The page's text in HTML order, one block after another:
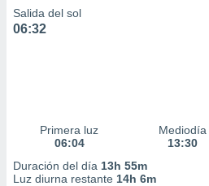
Salida del sol
06:32
Primera luz
06:04
Mediodía
13:30
Duración del día 13h 55m
Luz diurna restante 14h 6m